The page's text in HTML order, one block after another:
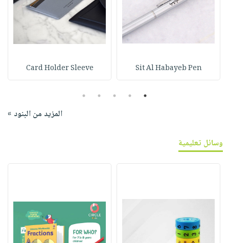
Sit Al Habayeb Pen
Card Holder Sleeve
1
2
3
4
5
المزيد من البنود »
وسائل تعليمية